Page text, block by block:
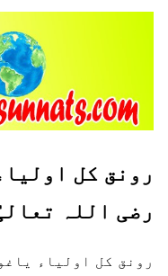
رونق کل
رضی اللہ
رونق کل اولیاء